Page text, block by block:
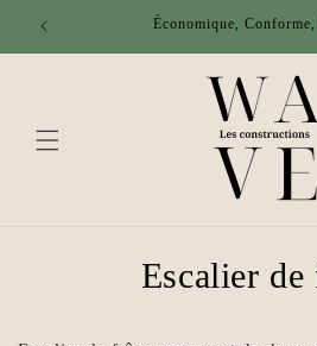
et passer
contenu
Économique,
Escalier de